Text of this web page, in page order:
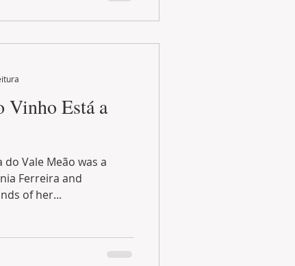
Vinho Está a
Ferreira and
of her...